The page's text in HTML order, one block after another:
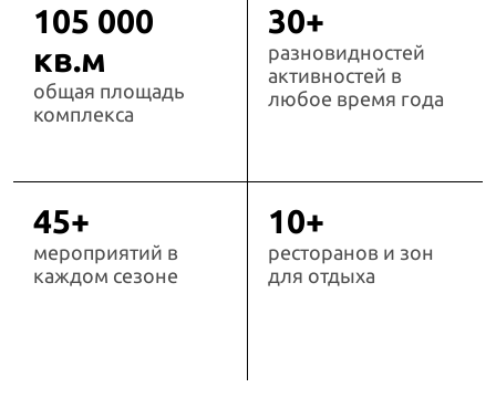
105 000
кв.м
общая площадь
комплекса
30+
разновидностей
активностей в
любое время года
45+
мероприятий в
каждом сезоне
10+
ресторанов и зон
для отдыха